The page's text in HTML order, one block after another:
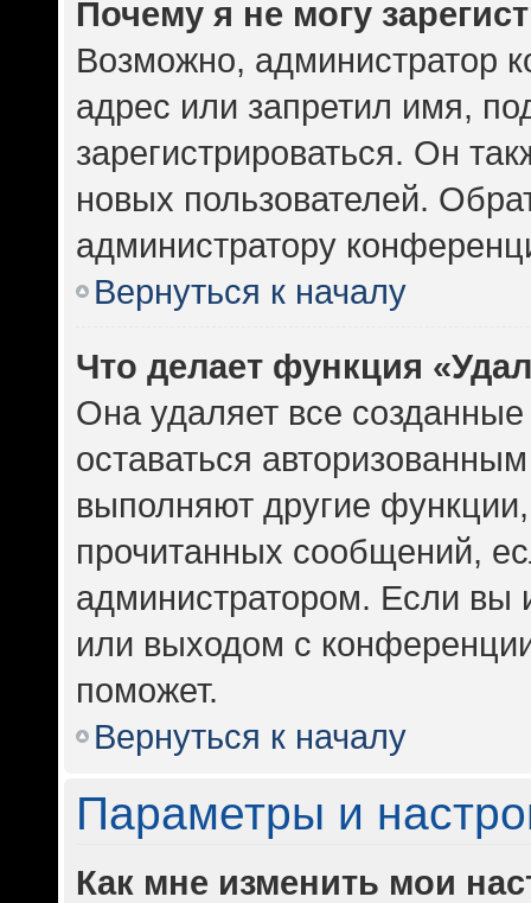
Почему я не могу
Возможно, администратор
адрес или запретил имя,
зарегистрироваться. Он
новых пользователей.
администратору
Вернуться к началу
Что делает функция
Она удаляет все
оставаться
выполняют другие
прочитанных сообщений,
администратором. Если вы
или выходом с
поможет.
Вернуться к началу
Параметры и
Как мне изменить мои